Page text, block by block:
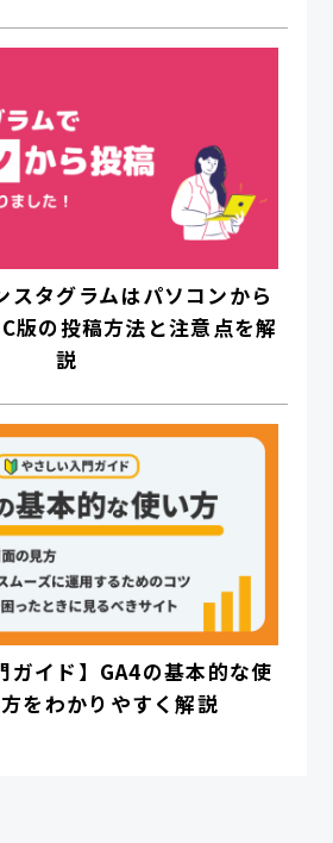
スタグラムはパソコンから
版の投稿方法と注意点を解
説
ガイド】GA4の基本的な使
をわかりやすく解説